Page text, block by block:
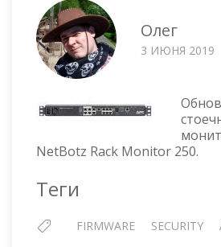
Олег
3 ИЮНЯ 2019
NetBotz Rack Monitor 250.
Теги
FIRMWARE SECURITY